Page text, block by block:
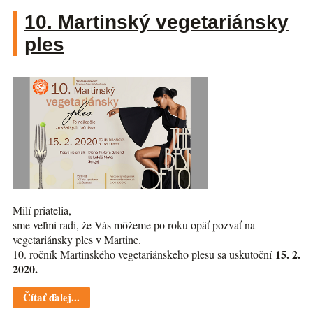
10. Martinský vegetariánsky
ples
Milí priatelia,
sme veľmi radi, že Vás môžeme po roku opäť pozvať na
vegetariánsky ples v Martine.
10. ročník Martinského vegetariánskeho plesu sa uskutoční 15. 2.
2020.
Čítať ďalej...